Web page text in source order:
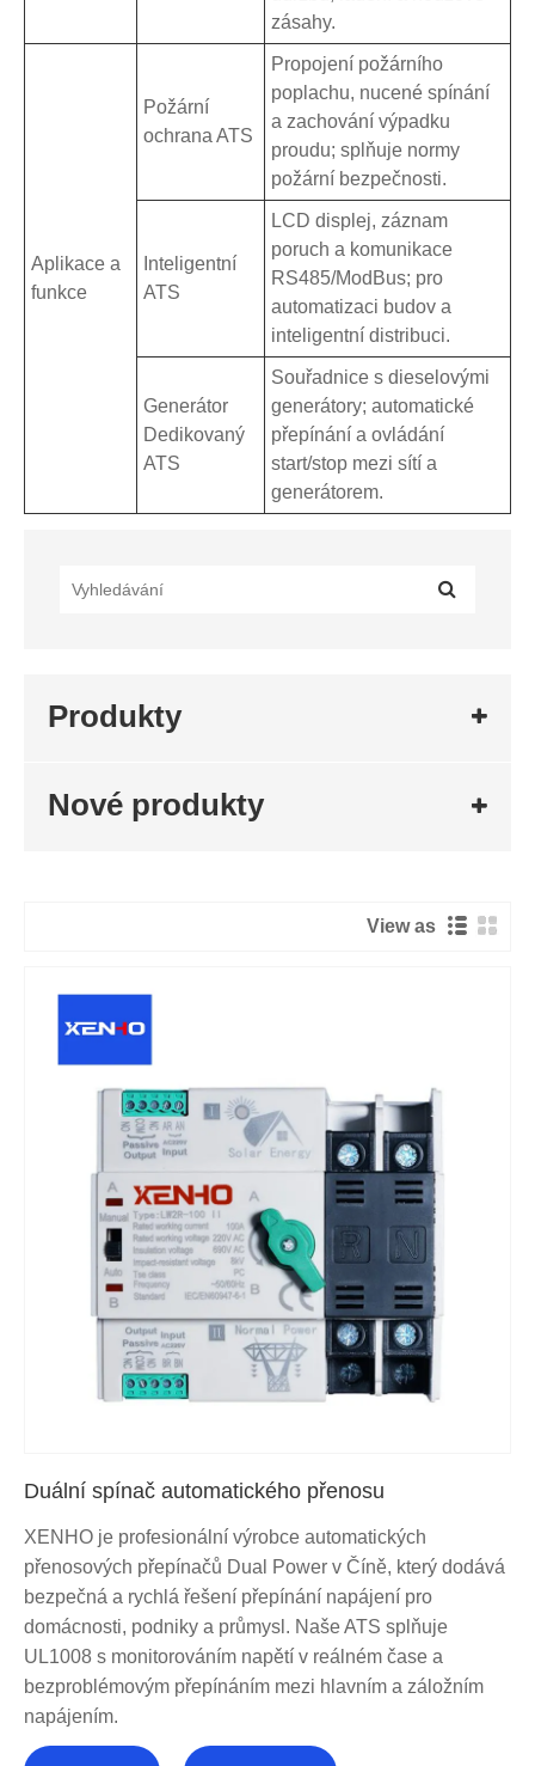
zásahy.
Aplikace a
funkce
Požární
ochrana ATS
Propojení požárního
poplachu, nucené spínání
a zachování výpadku
proudu; splňuje normy
požární bezpečnosti.
Inteligentní
ATS
LCD displej, záznam
poruch a komunikace
RS485/ModBus; pro
automatizaci budov a
inteligentní distribuci.
Generátor
Dedikovaný
ATS
Souřadnice s dieselovými
generátory; automatické
přepínání a ovládání
start/stop mezi sítí a
generátorem.
Produkty
Nové produkty
View as
Duální spínač automatického přenosu
XENHO je profesionální výrobce automatických
přenosových přepínačů Dual Power v Číně, který dodává
bezpečná a rychlá řešení přepínání napájení pro
domácnosti, podniky a průmysl. Naše ATS splňuje
UL1008 s monitorováním napětí v reálném čase a
bezproblémovým přepínáním mezi hlavním a záložním
napájením.